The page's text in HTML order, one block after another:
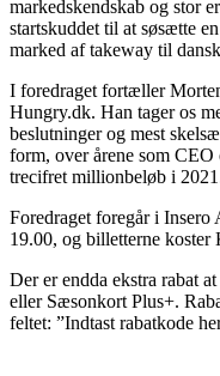
markedskendskab og stor
startskuddet til at søsætte
marked af takeway til
I foredraget fortæller
Hungry.dk. Han tager os
beslutninger og mest
form, over årene som
trecifret millionbeløb i
Foredraget foregår i
19.00, og billetterne
Der er endda ekstra rabat
eller Sæsonkort Plus+.
feltet: ”Indtast rabatkode